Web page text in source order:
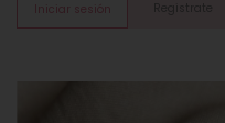
Iniciar sesión